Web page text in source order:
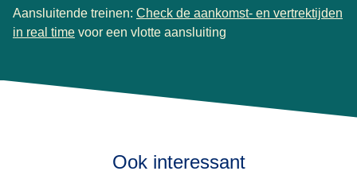
Aansluitende treinen: Check de aankomst- en vertrektijden
in real time( opent in een nieuwe tab)
voor een vlotte aansluiting
Ook interessant